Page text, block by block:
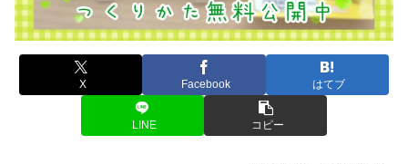
X Facebook はてブ
LINE コピー